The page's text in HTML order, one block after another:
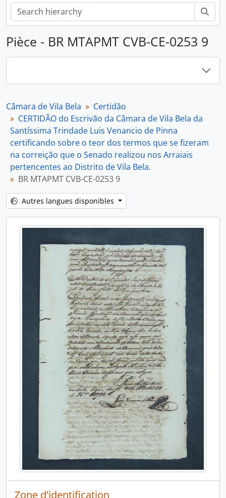
Pièce - BR MTAPMT CVB-CE-0253 9
Câmara de Vila Bela
Certidão
CERTIDÃO do Escrivão da Câmara de Vila Bela da
Santíssima Trindade Luis Venancio de Pinna
certificando sobre o teor dos termos que se fizeram
na correição que o Senado realizou nos Arraiais
pertencentes ao Distrito de Vila Bela.
BR MTAPMT CVB-CE-0253 9
Autres langues disponibles
Zone d'identification